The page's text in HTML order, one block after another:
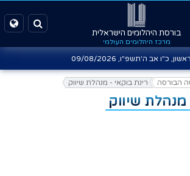
בורסת היהלומים הישראלית
מרכז היהלומים העולמי
ראשון, כ"ו אב ה'תשפ"ו, 09/08/2026
הבורסה רינת בוקאי - מנהלת שיווק
שיווק